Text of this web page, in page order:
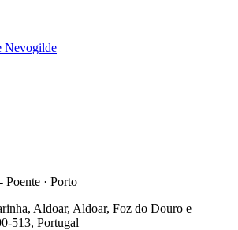
Nevogilde
Poente · Porto
Aldoar, Aldoar, Foz do Douro e
513, Portugal